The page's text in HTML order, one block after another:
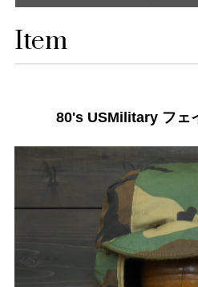
Item
80's USMilitary フェ